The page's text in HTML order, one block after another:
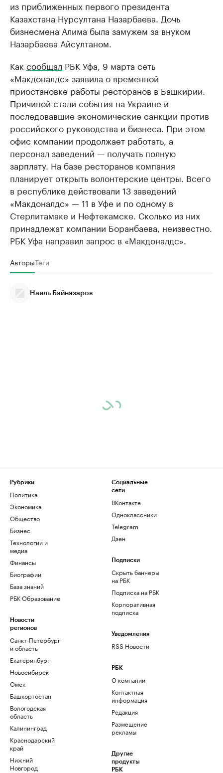
из приближенных первого президента
Казахстана Нурсултана Назарбаева. Дочь
бизнесмена Алима была замужем за внуком
Назарбаева Айсултаном.
Как сообщал РБК Уфа, 9 марта сеть
«Макдоналдс» заявила о временной
приостановке работы ресторанов в Башкирии.
Причиной стали события на Украине и
последовавшие экономические санкции против
российского руководства и бизнеса. При этом
офис компании продолжает работать, а
персонал заведений — получать полную
зарплату. На базе ресторанов компания
планирует открыть волонтерские центры. Всего
в республике действовали 13 заведений
«Макдоналдс» — 11 в Уфе и по одному в
Стерлитамаке и Нефтекамске. Сколько из них
принадлежат компании Боранбаева, неизвестно.
РБК Уфа направил запрос в «Макдоналдс».
АвторыТеги
Наиль Байназаров
Рубрики
Политика
Экономика
Общество
Бизнес
Технологии и
медиа
Финансы
Биографии
База знаний
РБК Образование
Новости
регионов
Санкт-Петербург
и область
Екатеринбург
Новосибирск
Омск
Башкортостан
Вологодская
область
Калининград
Краснодарский
край
Нижний
Новгород
Социальные
сети
ВКонтакте
Одноклассники
Telegram
Дзен
Подписки
Скрыть баннеры
на РБК
Подписка на РБК
Корпоративная
подписка
Уведомления
RSS Новости
РБК
О компании
Контактная
информация
Редакция
Размещение
рекламы
Другие
продукты
РБК